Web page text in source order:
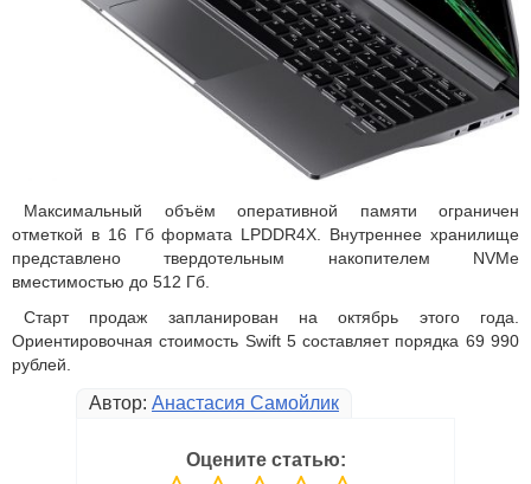
Максимальный объём оперативной памяти ограничен
отметкой в 16 Гб формата LPDDR4X. Внутреннее хранилище
представлено твердотельным накопителем NVMe
вместимостью до 512 Гб.
Старт продаж запланирован на октябрь этого года.
Ориентировочная стоимость Swift 5 составляет порядка 69 990
рублей.
Автор: Анастасия Самойлик
Оцените статью: